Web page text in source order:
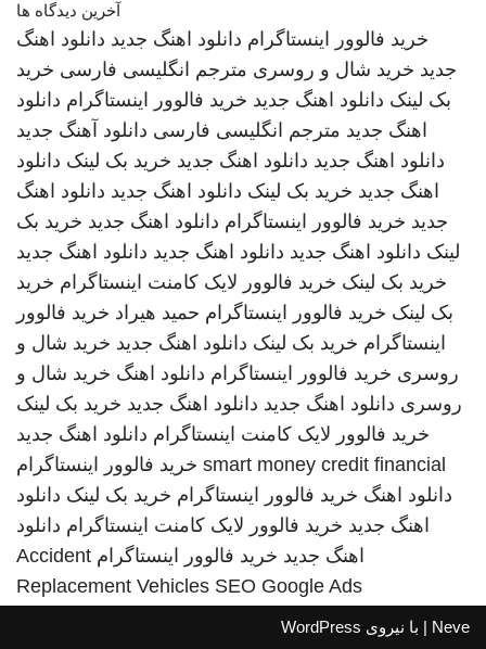
آخرین دیدگاه ها
خرید فالوور اینستاگرام دانلود اهنگ جدید دانلود اهنگ
جدید خرید شال و روسری مترجم انگلیسی فارسی خرید
بک لینک دانلود اهنگ جدید خرید فالوور اینستاگرام دانلود
اهنگ جدید مترجم انگلیسی فارسی دانلود آهنگ جدید
دانلود اهنگ جدید دانلود اهنگ جدید خرید بک لینک دانلود
اهنگ جدید خرید بک لینک دانلود اهنگ جدید دانلود اهنگ
جدید خرید فالوور اینستاگرام دانلود اهنگ جدید خرید بک
لینک دانلود اهنگ جدید دانلود اهنگ جدید دانلود اهنگ جدید
خرید بک لینک خرید فالوور لایک کامنت اینستاگرام خرید
بک لینک خرید فالوور اینستاگرام حمید هیراد خرید فالوور
اینستاگرام خرید بک لینک دانلود اهنگ جدید خرید شال و
روسری خرید فالوور اینستاگرام دانلود اهنگ خرید شال و
روسری دانلود اهنگ جدید دانلود اهنگ جدید خرید بک لینک
خرید فالوور لایک کامنت اینستاگرام دانلود اهنگ جدید
smart money credit financial خرید فالوور اینستاگرام
دانلود اهنگ خرید فالوور اینستاگرام خرید بک لینک دانلود
اهنگ جدید خرید فالوور لایک کامنت اینستاگرام دانلود
اهنگ جدید خرید فالوور اینستاگرام Accident
Replacement Vehicles SEO Google Ads
Neve | با نیروی WordPress